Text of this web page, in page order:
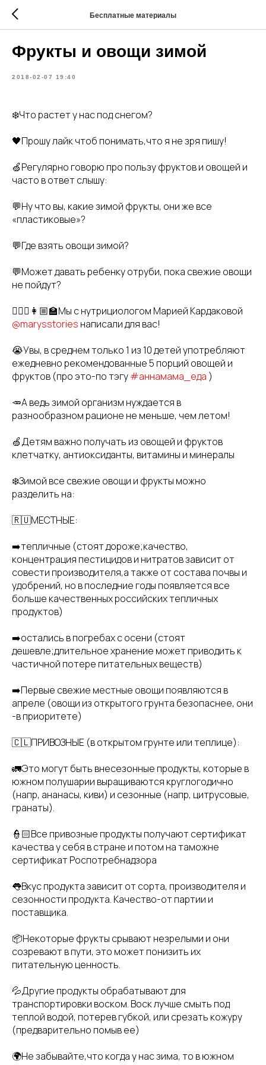
Бесплатные материалы
Фрукты и овощи зимой
2018-02-07 19:40
❄️Что растет у нас под снегом?
🖤Прошу лайк чтоб понимать,что я не зря пишу!
🍏Регулярно говорю про пользу фруктов и овощей и
часто в ответ слышу:
💬Ну что вы, какие зимой фрукты, они же все
«пластиковые»?
💬Где взять овощи зимой?
💬Может давать ребенку отруби, пока свежие овощи
не пойдут?
👩🏼‍⚕️👩🏼‍🏫Мы с нутрициологом Марией Кардаковой
@marysstories написали для вас!
😭Увы, в среднем только 1 из 10 детей употребляют
ежедневно рекомендованные 5 порций овощей и
фруктов (про это-по тэгу#аннамама_еда )
🥕А ведь зимой организм нуждается в
разнообразном рационе не меньше, чем летом!
🍏Детям важно получать из овощей и фруктов
клетчатку, антиоксиданты, витамины и минералы
❄️Зимой все свежие овощи и фрукты можно
разделить на:
🇷🇺МЕСТНЫЕ:
➡️тепличные (стоят дороже;качество,
концентрация пестицидов и нитратов зависит от
совести производителя,а также от состава почвы и
удобрений, но в последние годы появляется все
больше качественных российских тепличных
продуктов)
➡️остались в погребах с осени (стоят
дешевле;длительное хранение может приводить к
частичной потере питательных веществ)
➡️Первые свежие местные овощи появляются в
апреле (овощи из открытого грунта безопаснее, они
-в приоритете)
🇨🇱ПРИВОЗНЫЕ (в открытом грунте или теплице):
🚛Это могут быть внесезонные продукты, которые в
южном полушарии выращиваются круглогодично
(напр, ананасы, киви) и сезонные (напр, цитрусовые,
гранаты).
👮🏻Все привозные продукты получают сертификат
качества у себя в стране и потом на таможне
сертификат Роспотребнадзора
👅Вкус продукта зависит от сорта, производителя и
сезонности продукта. Качество-от партии и
поставщика.
📦Некоторые фрукты срывают незрелыми и они
созревают в пути, это может понизить их
питательную ценность.
💦Другие продукты обрабатывают для
транспортировки воском. Воск лучше смыть под
теплой водой, потерев губкой, или срезать кожуру
(предварительно помыв ее)
🌍Не забывайте,что когда у нас зима, то в южном